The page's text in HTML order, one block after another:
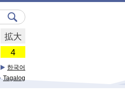
拡大
한국어
Tagalog